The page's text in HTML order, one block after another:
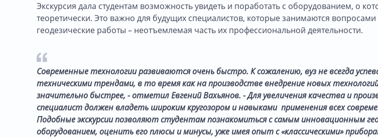
Экскурсия дала студентам возможность увидеть и поработать с оборудованием, о
теоретически. Это важно для будущих специалистов, которые занимаются
геодезические работы – неотъемлемая часть их профессиональной деятельности.
Современные технологии развиваются очень быстро. К сожалению, вуз не всегда
техническими трендами, в то время как на производстве внедрение новых
значительно быстрее, - отметил Евгений Вахьянов. - Для увеличения качества и
специалист должен владеть широким кругозором и навыками применения всех
Подобные экскурсии позволяют студентам познакомиться с самым инновационным
оборудованием, оценить его плюсы и минусы, уже имея опыт с «классическими»